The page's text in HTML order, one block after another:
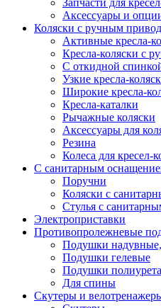
Запчасти для
Аксессуары и
Коляски с ручным
Активные кресла-
Кресла-коляски с
С откидной
Узкие кресла-
Широкие кресла-
Кресла-каталки
Рычажные коляски
Аксессуары для
Резина
Колеса для
С санитарным
Поручни
Коляски с
Стулья с
Электроприставки
Противопролежневые
Подушки
Подушки гелевые
Подушки
Для спины
Скутеры и